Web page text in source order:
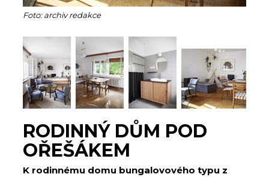
Foto: archiv redakce
RODINNÝ DŮM POD
OŘEŠÁKEM
K rodinnému domu bungalovového typu z